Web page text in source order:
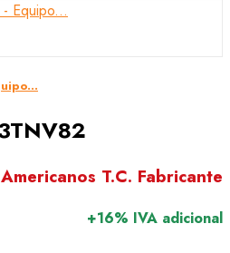
T.C. Fabricante
+16% IVA adicional